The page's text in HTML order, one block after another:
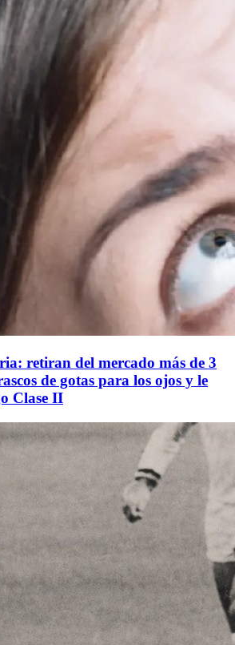
retiran del mercado más de 3
de gotas para los ojos y le
Clase II